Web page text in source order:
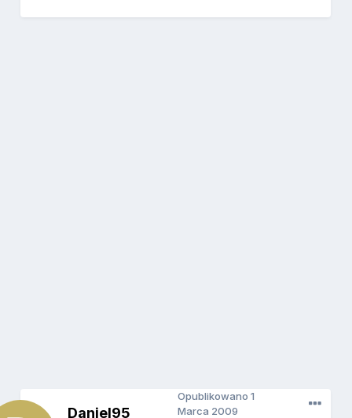
Daniel95
Opublikowano1
Marca 2009